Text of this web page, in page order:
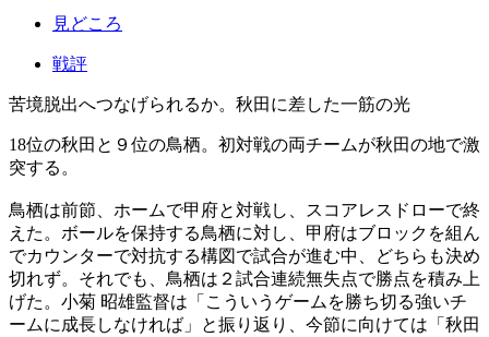
見どころ
戦評
苦境脱出へつなげられるか。秋田に差した一筋の光
18位の秋田と９位の鳥栖。初対戦の両チームが秋田の地で激
突する。
鳥栖は前節、ホームで甲府と対戦し、スコアレスドローで終
えた。ボールを保持する鳥栖に対し、甲府はブロックを組ん
でカウンターで対抗する構図で試合が進む中、どちらも決め
切れず。それでも、鳥栖は２試合連続無失点で勝点を積み上
げた。小菊 昭雄監督は「こういうゲームを勝ち切る強いチ
ームに成長しなければ」と振り返り、今節に向けては「秋田